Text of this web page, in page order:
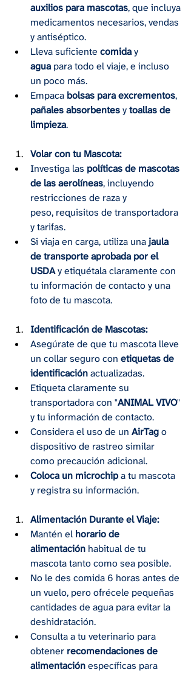
auxilios para mascotas, que incluya
medicamentos necesarios, vendas
y antiséptico.
Lleva suficiente comida y
agua para todo el viaje, e incluso
un poco más.
Empaca bolsas para excrementos,
pañales absorbentes y toallas de
limpieza.
Volar con tu Mascota:
Investiga las políticas de mascotas
de las aerolíneas, incluyendo
restricciones de raza y
peso, requisitos de transportadora
y tarifas.
Si viaja en carga, utiliza una jaula
de transporte aprobada por el
USDA y etiquétala claramente con
tu información de contacto y una
foto de tu mascota.
Identificación de Mascotas:
Asegúrate de que tu mascota lleve
un collar seguro con etiquetas de
identificación actualizadas.
Etiqueta claramente su
transportadora con "ANIMAL VIVO"
y tu información de contacto.
Considera el uso de un AirTag o
dispositivo de rastreo similar
como precaución adicional.
Coloca un microchip a tu mascota
y registra su información.
Alimentación Durante el Viaje:
Mantén el horario de
alimentación habitual de tu
mascota tanto como sea posible.
No le des comida 6 horas antes de
un vuelo, pero ofrécele pequeñas
cantidades de agua para evitar la
deshidratación.
Consulta a tu veterinario para
obtener recomendaciones de
alimentación específicas para